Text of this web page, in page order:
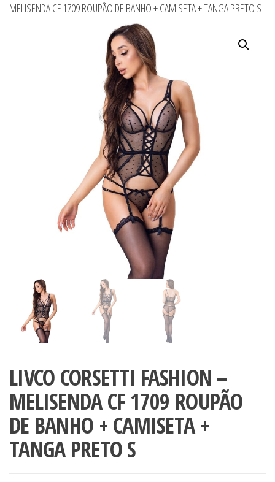
MELISENDA CF 1709 ROUPÃO DE BANHO + CAMISETA + TANGA PRETO S
LIVCO CORSETTI FASHION –
MELISENDA CF 1709 ROUPÃO
DE BANHO + CAMISETA +
TANGA PRETO S